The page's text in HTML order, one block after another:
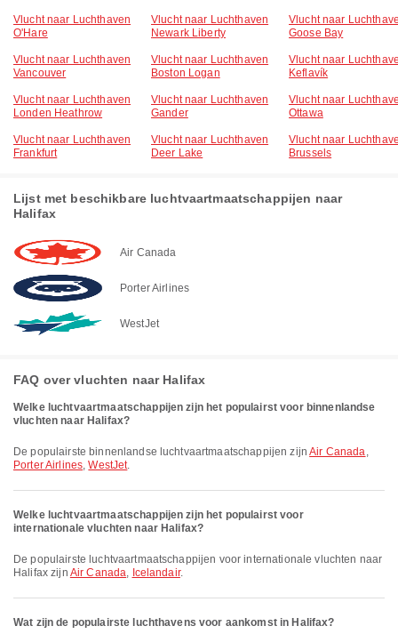
Vlucht naar Luchthaven
O'Hare
Vlucht naar Luchthaven
Newark Liberty
Vlucht naar
Goose Bay
Vlucht naar Luchthaven
Vancouver
Vlucht naar Luchthaven
Boston Logan
Vlucht naar
Keflavík
Vlucht naar Luchthaven
Londen Heathrow
Vlucht naar Luchthaven
Gander
Vlucht naar
Ottawa
Vlucht naar Luchthaven
Frankfurt
Vlucht naar Luchthaven
Deer Lake
Vlucht naar
Brussels
Lijst met beschikbare luchtvaartmaatschappijen naar
Halifax
Air Canada
Porter Airlines
WestJet
FAQ over vluchten naar Halifax
Welke luchtvaartmaatschappijen zijn het populairst voor binnenlandse
vluchten naar Halifax?
De populairste binnenlandse luchtvaartmaatschappijen zijnAir Canada,
Porter Airlines,WestJet.
Welke luchtvaartmaatschappijen zijn het populairst voor
internationale vluchten naar Halifax?
De populairste luchtvaartmaatschappijen voor internationale vluchten naar
Halifax zijn Air Canada, Icelandair.
Wat zijn de populairste luchthavens voor aankomst in Halifax?